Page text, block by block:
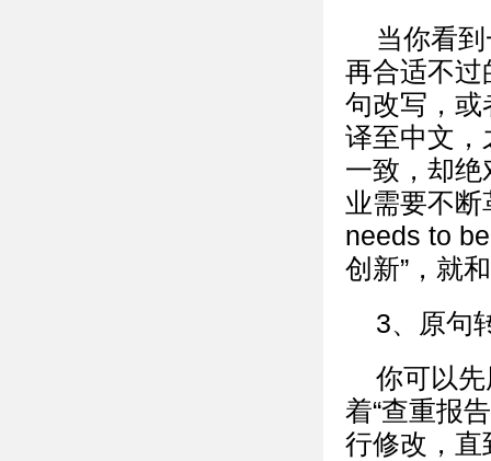
当你看
再合适不过
句改写，或
译至中文，
一致，却绝
业需要不断
needs to
创新”，就
3、原句
你可以
着“查重报
行修改，直